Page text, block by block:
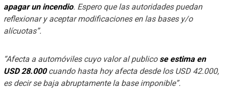
apagar un incendio. Espero que las autoridades puedan
reflexionar y aceptar modificaciones en las bases y/o
alícuotas”.
“Afecta a automóviles cuyo valor al publico se estima en
USD 28.000cuando hasta hoy afecta desde los USD 42.000,
es decir se baja abruptamente la base imponible”.